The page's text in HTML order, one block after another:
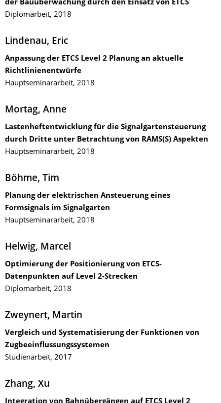
der Bauüberwachung durch den Einsatz von ETCS
Diplomarbeit, 2018
Lindenau, Eric
Anpassung der ETCS Level 2 Planung an aktuelle
Richtlinienentwürfe
Hauptseminararbeit, 2018
Mortag, Anne
Lastenheftentwicklung für die Signalgartensteuerung
durch Dritte unter Betrachtung von RAMS(S) Aspekten
Hauptseminararbeit, 2018
Böhme, Tim
Planung der elektrischen Ansteuerung eines
Formsignals im Signalgarten
Hauptseminararbeit, 2018
Helwig, Marcel
Optimierung der Positionierung von ETCS-
Datenpunkten auf Level 2-Strecken
Diplomarbeit, 2018
Zweynert, Martin
Vergleich und Systematisierung der Funktionen von
Zugbeeinflussungssystemen
Studienarbeit, 2017
Zhang, Xu